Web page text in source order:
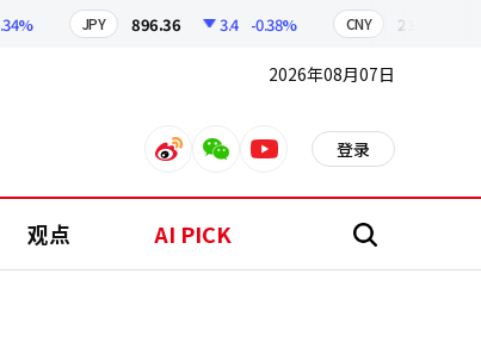
896.36 -0.38% 210.50
2026年08月07日
weiboweixinyoutube 登录
观点 AI PICK 搜